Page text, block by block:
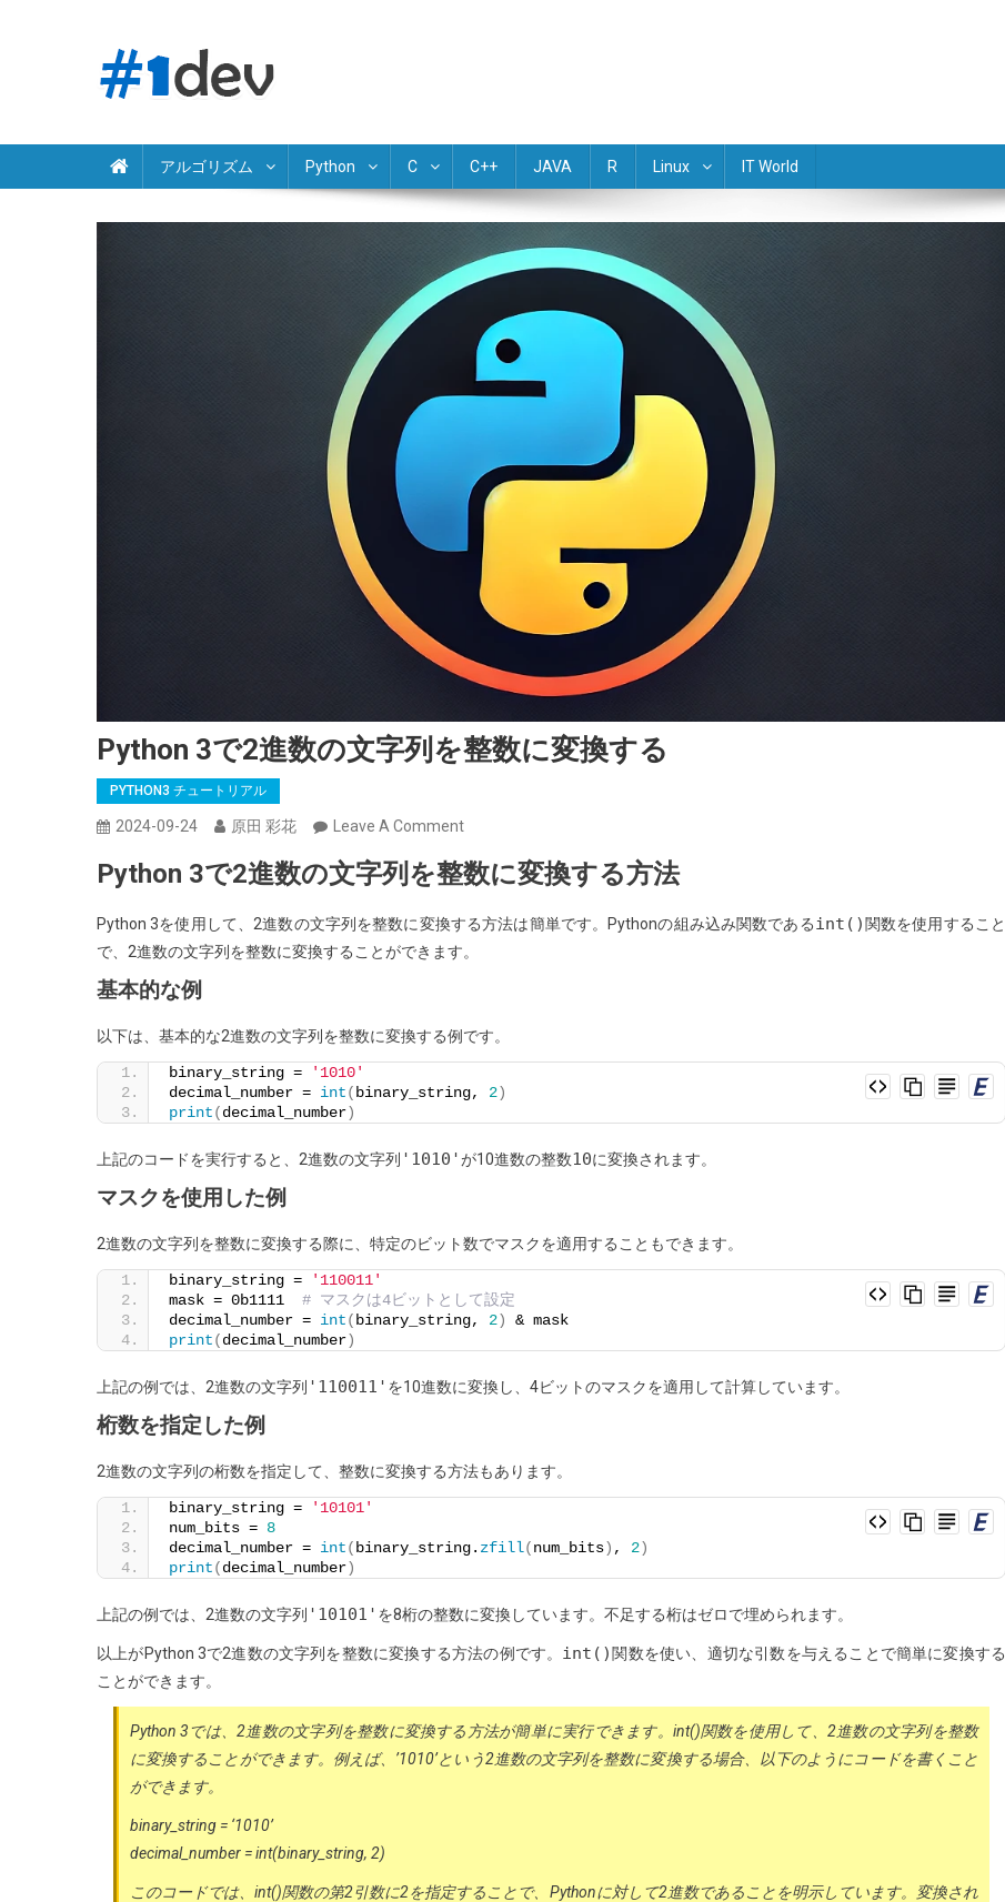
アルゴリズム Python C C++ JAVA R Linux IT World
Python 3で2進数の文字列を整数に変換する
PYTHON3 チュートリアル
2024-09-24 原田 彩花 Leave A CommentOn
3
2
進
文
列
整
変
換
す
る
Python 3で2進数の文字列を整数に変換する方法
Python 3を使用して、2進数の文字列を整数に変換する方法は簡単です。Pythonの組み込み関数であるint() 関数を使用すること
で、2進数の文字列を整数に変換することができます。
基本的な例
以下は、基本的な2進数の文字列を整数に変換する例です。
binary_string =
'1010'
decimal_number = int( binary_string, 2)
print(decimal_number)
上記のコードを実行すると、2進数の文字列 '1010'が10進数の整数10に変換されます。
マスクを使用した例
2進数の文字列を整数に変換する際に、特定のビット数でマスクを適用することもできます。
binary_string =
'110011'
mask = 0b1111 # マスクは4ビットとして設定
decimal_number = int( binary_string, 2)
& mask
print(decimal_number)
上記の例では、2進数の文字列 '110011' を10進数に変換し、4ビットのマスクを適用して計算しています。
桁数を指定した例
2進数の文字列の桁数を指定して、整数に変換する方法もあります。
binary_string =
'10101'
num_bits = 8
decimal_number = int( binary_string. zfill(num_bits) , 2)
print(decimal_number)
上記の例では、2進数の文字列 '10101' を8桁の整数に変換しています。不足する桁はゼロで埋められます。
以上がPython 3で2進数の文字列を整数に変換する方法の例です。 int()関数を使い、適切な引数を与えることで簡単に変換する
ことができます。
Python 3では、2進数の文字列を整数に変換する方法が簡単に実行できます。int()関数を使用して、2進数の文字列を整数
に変換することができます。例えば、’1010’という2進数の文字列を整数に変換する場合、以下のようにコードを書くこと
ができます。
binary_string = ‘1010’
decimal_number = int(binary_string, 2)
このコードでは、int()関数の第2引数に2を指定することで、Pythonに対して2進数であることを明示しています。変換され